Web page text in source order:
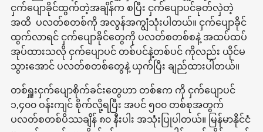
ငှက်ပျောခိုင်ထွက်တဲ့အချိန်က စပြီး ငှက်ပျောပင်ခုတ်လှဲတဲ့
အထိ ပလတ်စတစ်ကို အလွန်အကျွံသုံးပါတယ်။ ငှက်ပျောခိုင်
ထွက်လာရင် ငှက်ပျောခိုင်တွေကို ပလတ်စတစ်စနဲ့ အထပ်ထပ်
အုပ်ထားသလို ငှက်ပျောပင် တစ်ပင်နဲ့တစ်ပင် ကိုလည်း ယိုင်မ
သွားအောင် ပလတ်စတစ်တွေနဲ့ ယှက်ပြီး ချည်ထားပါတယ်။
တစ်ရှူးငှက်ပျောစိုက်ခင်းတွေဟာ တစ်ဧက ကို ငှက်ပျောပင်
၁,၄၀၀ ဝန်းကျင် စိုက်လို့ရပြီး အပင် ၅၀၀ တစ်စုအတွက်
ပလတ်စတစ်ပိဿချိန် ၈၀ နီးပါး အသုံးပြုပါတယ်။ မြန်မာနိုင်ငံ